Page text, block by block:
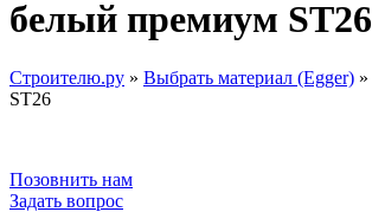
белый премиум ST26
Строителю.ру » Выбрать материал (Egger) »
ST26
Позовнить нам
Задать вопрос